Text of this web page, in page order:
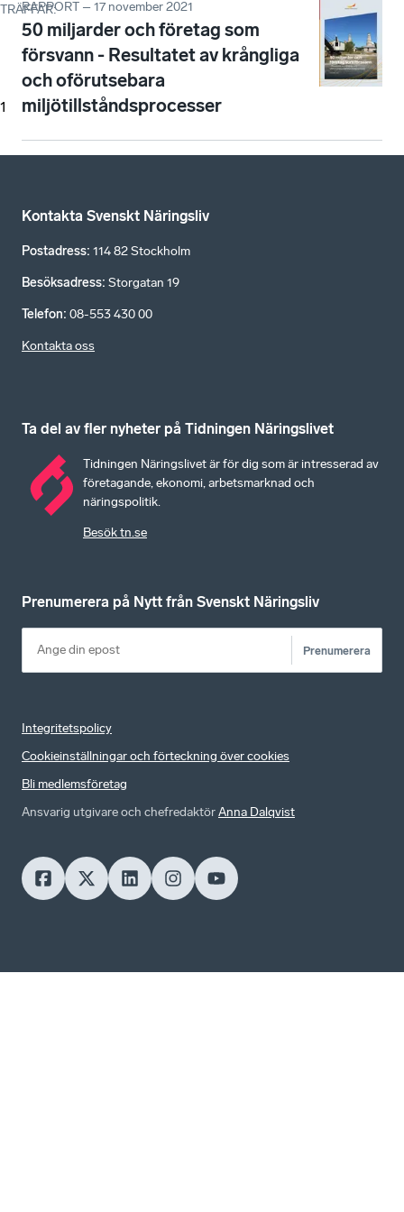
TRÄFFAR:
1
RAPPORT – 17 november 2021
50 miljarder och företag som
försvann - Resultatet av krångliga
och oförutsebara
miljötillståndsprocesser
Kontakta Svenskt Näringsliv
Postadress: 114 82 Stockholm
Besöksadress: Storgatan 19
Telefon: 08-553 430 00
Kontakta oss
Ta del av fler nyheter på Tidningen Näringslivet
Tidningen Näringslivet är för dig som är intresserad av
företagande, ekonomi, arbetsmarknad och
näringspolitik.
Besök tn.se
Prenumerera på Nytt från Svenskt Näringsliv
Prenumerera
Integritetspolicy
Cookieinställningar och förteckning över cookies
Bli medlemsföretag
Ansvarig utgivare och chefredaktörAnna Dalqvist